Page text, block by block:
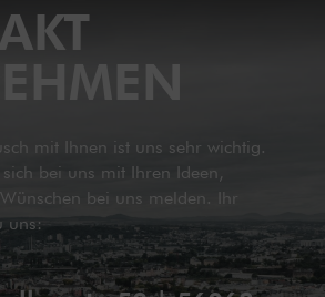
mit Ihnen ist uns sehr wichtig.
bei uns mit Ihren Ideen,
bei uns melden. Ihr
uns: